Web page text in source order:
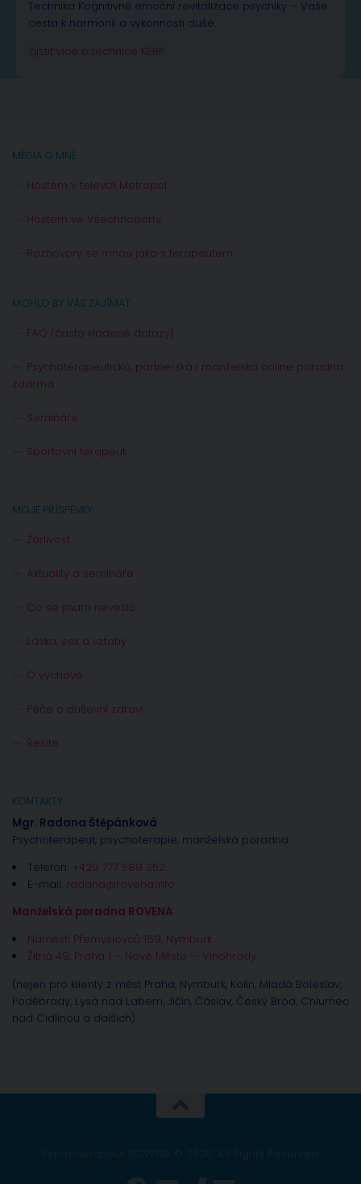
Technika Kognitivně emoční revitalizace psychiky – Vaše
cesta k harmonii a výkonnosti duše.
Zjistit více o technice KERP
MÉDIA O MNĚ
Hostem v televizi Metropol
Hostem ve Všechnopárty
Rozhovory se mnou jako s terapeutem
MOHLO BY VÁS ZAJÍMAT
FAQ (často kladené dotazy)
Psychoterapeutická, partnerská i manželská online poradna
zdarma
Semináře
Sportovní terapeut
MOJE PŘÍSPĚVKY
Žárlivost
Aktuality a semináře
Co se jinam nevešlo
Láska, sex a vztahy
O výchově
Péče o duševní zdraví
Řešíte
KONTAKTY
Mgr. Radana Štěpánková
Psychoterapeut, psychoterapie, manželská poradna
Telefon: +420 777 588 352
E-mail: radana@rovena.info
Manželská poradna ROVENA
Náměstí Přemyslovců 169, Nymburk
Žitná 49, Praha 1 – Nové Město — Vinohrady
(nejen pro klienty z měst Praha, Nymburk, Kolín, Mladá Boleslav,
Poděbrady, Lysá nad Labem, Jíčín, Čáslav, Český Brod, Chlumec
nad Cidlinou a dalších)